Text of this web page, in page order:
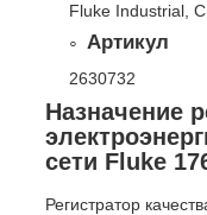
Fluke Industrial,
Артикул
2630732
Назначение
сети Fluke
Регистратор